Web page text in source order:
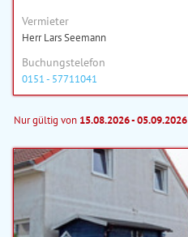
Vermieter
Herr Lars Seemann
Buchungstelefon
0151 - 57711041
Nur gültig von 15.08.2026 - 05.09.2026